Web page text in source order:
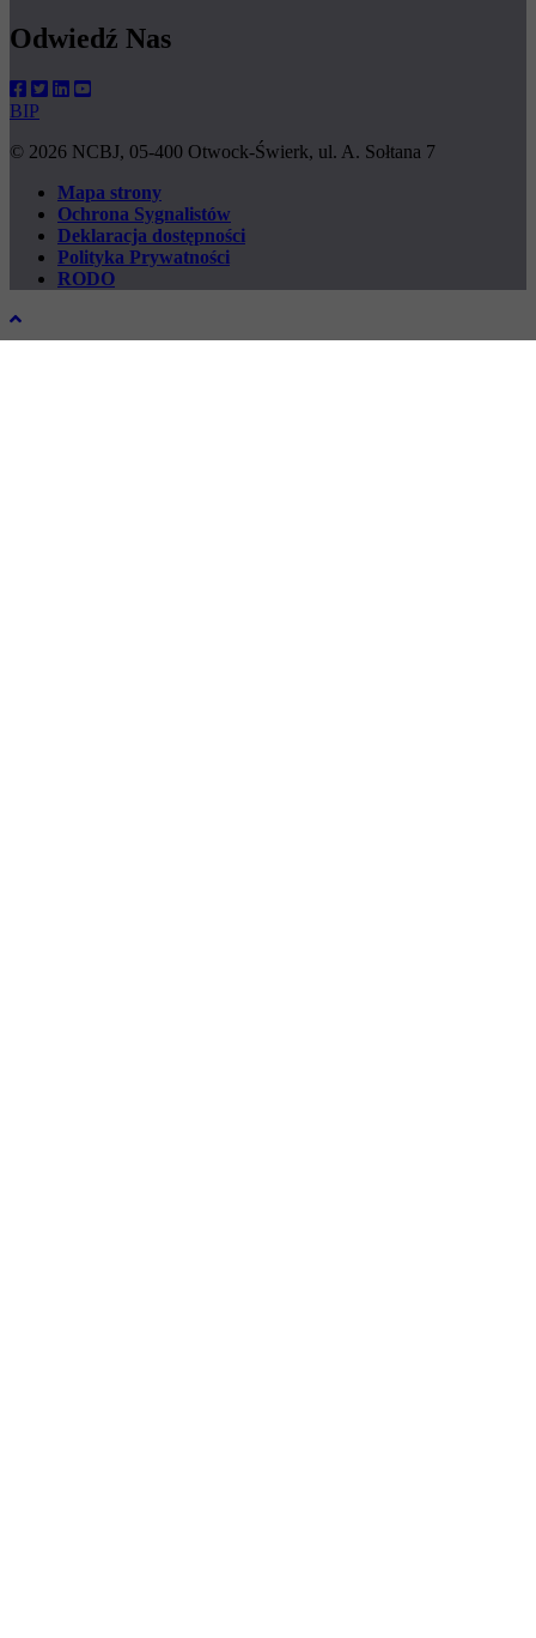
Odwiedź Nas
BIP
© 2026 NCBJ, 05-400 Otwock-Świerk, ul. A. Sołtana 7
Footer
menu
Mapa strony
Ochrona Sygnalistów
Deklaracja dostępności
Polityka Prywatności
RODO